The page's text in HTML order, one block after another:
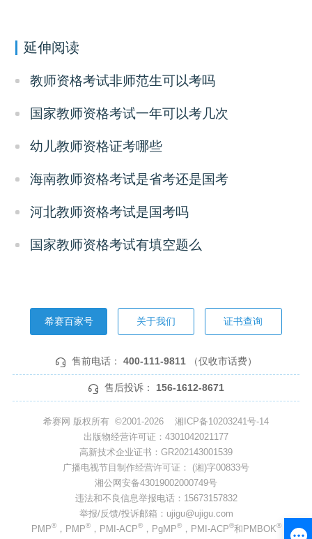
延伸阅读
教师资格考试非师范生可以考吗
国家教师资格考试一年可以考几次
幼儿教师资格证考哪些
海南教师资格考试是省考还是国考
河北教师资格考试是国考吗
国家教师资格考试有填空题么
希赛百家号 关于我们 证书查询
售前电话： 400-111-9811 （仅收市话费）
售后投诉： 156-1612-8671
希赛网 版权所有 ©2001-2026 湘ICP备10203241号-14
出版物经营许可证：4301042021177
高新技术企业证书：GR202143001539
广播电视节目制作经营许可证： (湘)字00833号
湘公网安备43019002000749号
违法和不良信息举报电话：15673157832
举报/反馈/投诉邮箱：ujigu@ujigu.com
PMP®，PMP®，PMI-ACP®，PgMP®，PMI-ACP®和PMBOK®